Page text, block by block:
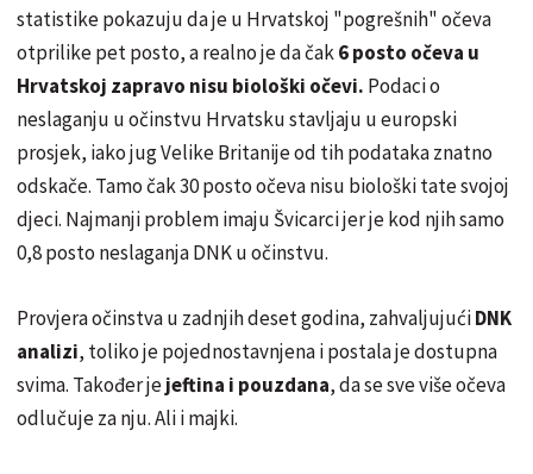
statistike pokazuju da je u Hrvatskoj "pogrešnih" očeva
otprilike pet posto, a realno je da čak6 posto očeva u
Hrvatskoj zapravo nisu biološki očevi. Podaci o
neslaganju u očinstvu Hrvatsku stavljaju u europski
prosjek, iako jug Velike Britanije od tih podataka znatno
odskače. Tamo čak 30 posto očeva nisu biološki tate svojoj
djeci. Najmanji problem imaju Švicarci jer je kod njih samo
0,8 posto neslaganja DNK u očinstvu.
Provjera očinstva u zadnjih deset godina, zahvaljujućiDNK
analizi, toliko je pojednostavnjena i postala je dostupna
svima. Također jejeftina i pouzdana, da se sve više očeva
odlučuje za nju. Ali i majki.